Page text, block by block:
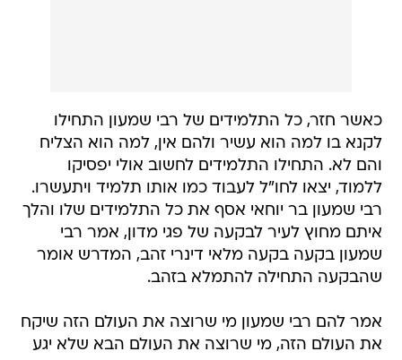
כאשר חזר, כל התלמידים של רבי שמעון התחילו
לקנא בו למה הוא עשיר ולהם אין, למה הוא הצליח
והם לא. התחילו התלמידים לחשוב אולי יפסיקו
ללמוד, יצאו לחו"ל לעבוד כמו אותו תלמיד ויתעשרו.
רבי שמעון בר יוחאי אסף את כל התלמידים שלו והלך
איתם מחוץ לעיר לבקעה של פגי מדון, אמר רבי
שמעון בקעה בקעה מלאי דינרי זהב, המדרש אומר
שהבקעה התחילה להתמלא בזהב.
אמר להם רבי שמעון מי שרוצה את העולם הזה שיקח
את העולם הזה, מי שרוצה את העולם הבא שלא יגע